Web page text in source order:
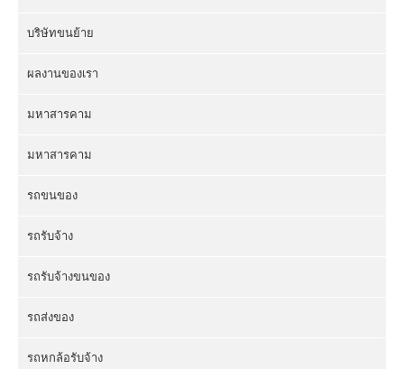
บริษัทขนย้าย
ผลงานของเรา
มหาสารคาม
มหาสารคาม
รถขนของ
รถรับจ้าง
รถรับจ้างขนของ
รถส่งของ
รถหกล้อรับจ้าง